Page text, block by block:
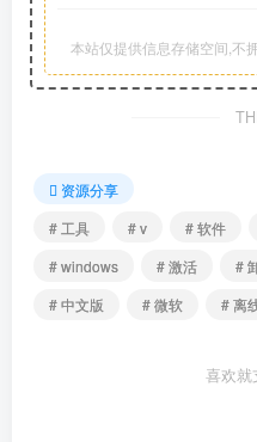
本站仅提供信息存储空间,不
资源分享
# 工具
# v # 软件
# windows
# 激活 #
# 中文版
# 微软 # 离
喜欢就